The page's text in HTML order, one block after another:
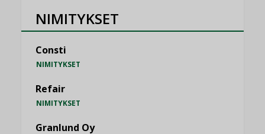
NIMITYKSET
Consti
NIMITYKSET
Refair
NIMITYKSET
Granlund Oy